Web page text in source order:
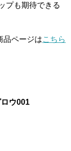
プも期待できる
品ページはこちら
ウ001